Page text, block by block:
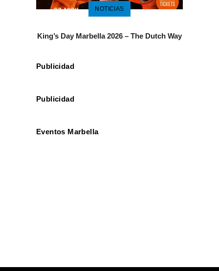
NOTICIAS
King’s Day Marbella 2026 – The Dutch Way
Publicidad
Publicidad
Eventos Marbella